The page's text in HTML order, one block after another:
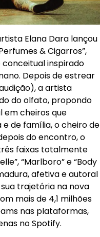
Elana Dara lançou
& Cigarros”,
inspirado
Depois de estrear
a artista
do olfato, propondo
em cheiros que
de família, o cheiro de
do encontro, o
faixas totalmente
“Marlboro” e “Body
afetiva e autoral
trajetória na nova
mais de 4,1 milhões
nas plataformas,
no Spotify.